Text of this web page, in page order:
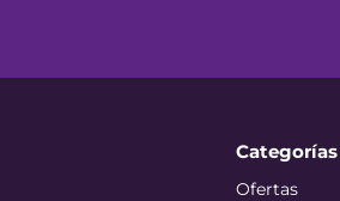
Categorías
Ofertas